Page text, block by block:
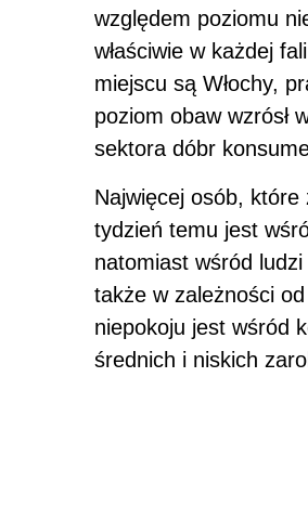
względem poziomu
właściwie w każdej
miejscu są Włochy,
poziom obaw wzrósł
sektora dóbr
Najwięcej osób,
tydzień temu jest
natomiast wśród
także w zależności
niepokoju jest wśród
średnich i niskich